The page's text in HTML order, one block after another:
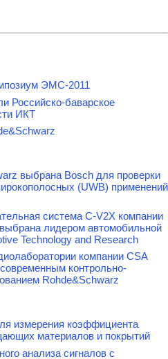
ЭМС-2011
Российско-баварское
ИКТ
выбрана Bosch для проверки
(UWB) применений
система C-V2X компании
лидером автомобильной
Technology and Research
компании CSA
контрольно-
Rohde&Schwarz
измерения коэффициента
материалов и покрытий
анализа сигналов с